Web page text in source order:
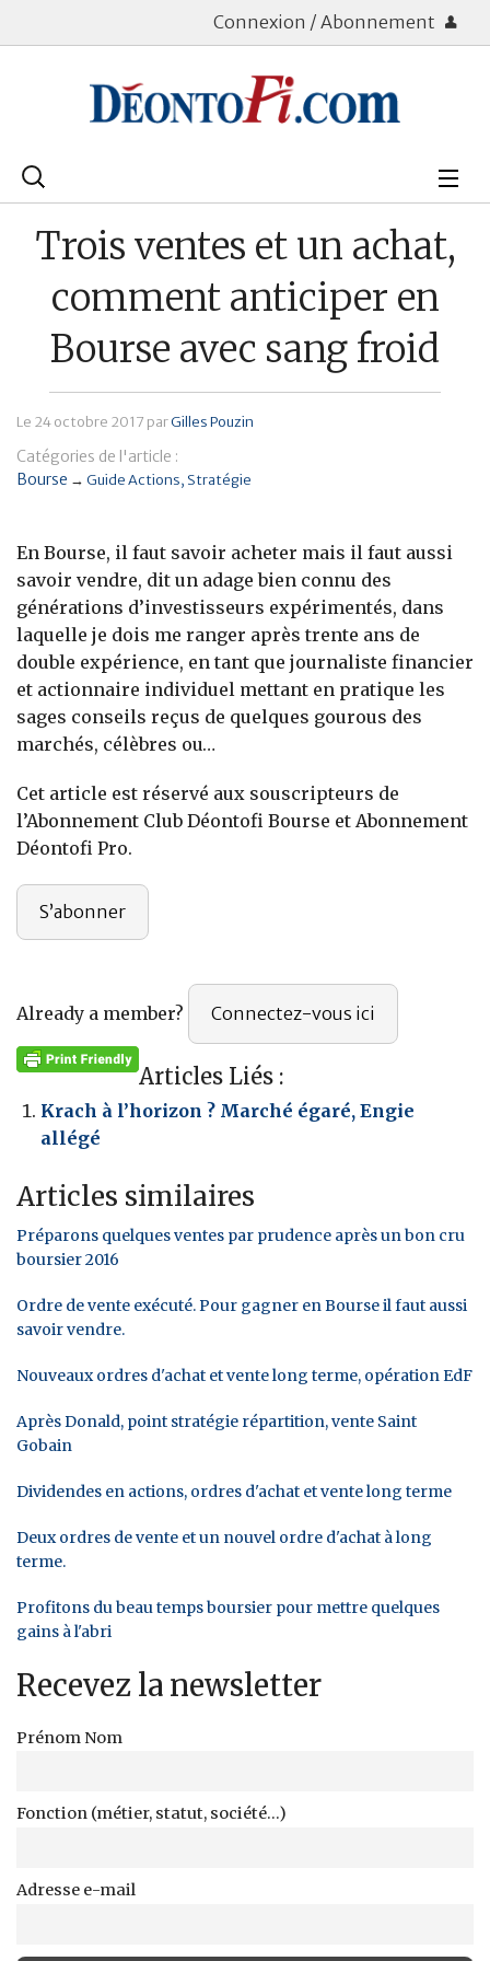
Connexion / Abonnement
Rechercher
Déontologie
Patrimoine
Immobilier
Trois ventes et un achat,
comment anticiper en
Bourse avec sang froid
Le 24 octobre 2017 parGilles Pouzin
Catégories de l'article :
Bourse → Guide Actions Stratégie
En Bourse, il faut savoir acheter mais il faut aussi
savoir vendre, dit un adage bien connu des
générations d’investisseurs expérimentés, dans
laquelle je dois me ranger après trente ans de
double expérience, en tant que journaliste financier
et actionnaire individuel mettant en pratique les
sages conseils reçus de quelques gourous des
marchés, célèbres ou…
Cet article est réservé aux souscripteurs de
l’Abonnement Club Déontofi Bourse et Abonnement
Déontofi Pro.
S’abonner
Already a member? Connectez-vous ici
Articles Liés :
Krach à l’horizon ? Marché égaré, Engie
allégé
Articles similaires
Préparons quelques ventes par prudence après un bon cru
boursier 2016
Ordre de vente exécuté. Pour gagner en Bourse il faut aussi
savoir vendre.
Nouveaux ordres d'achat et vente long terme, opération EdF
Après Donald, point stratégie répartition, vente Saint
Gobain
Dividendes en actions, ordres d'achat et vente long terme
Deux ordres de vente et un nouvel ordre d'achat à long
terme.
Profitons du beau temps boursier pour mettre quelques
gains à l'abri
Recevez la newsletter
Prénom Nom
Fonction (métier, statut, société...)
Adresse e-mail